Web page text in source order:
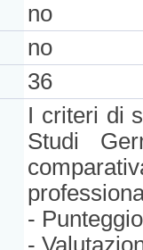
no
no
36
I criteri di
Studi
-
-